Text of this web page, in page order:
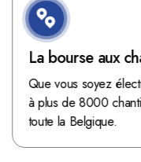
La bourse aux
véritable mine
Que vous soyez
à plus de 8000
toute la Belgique.